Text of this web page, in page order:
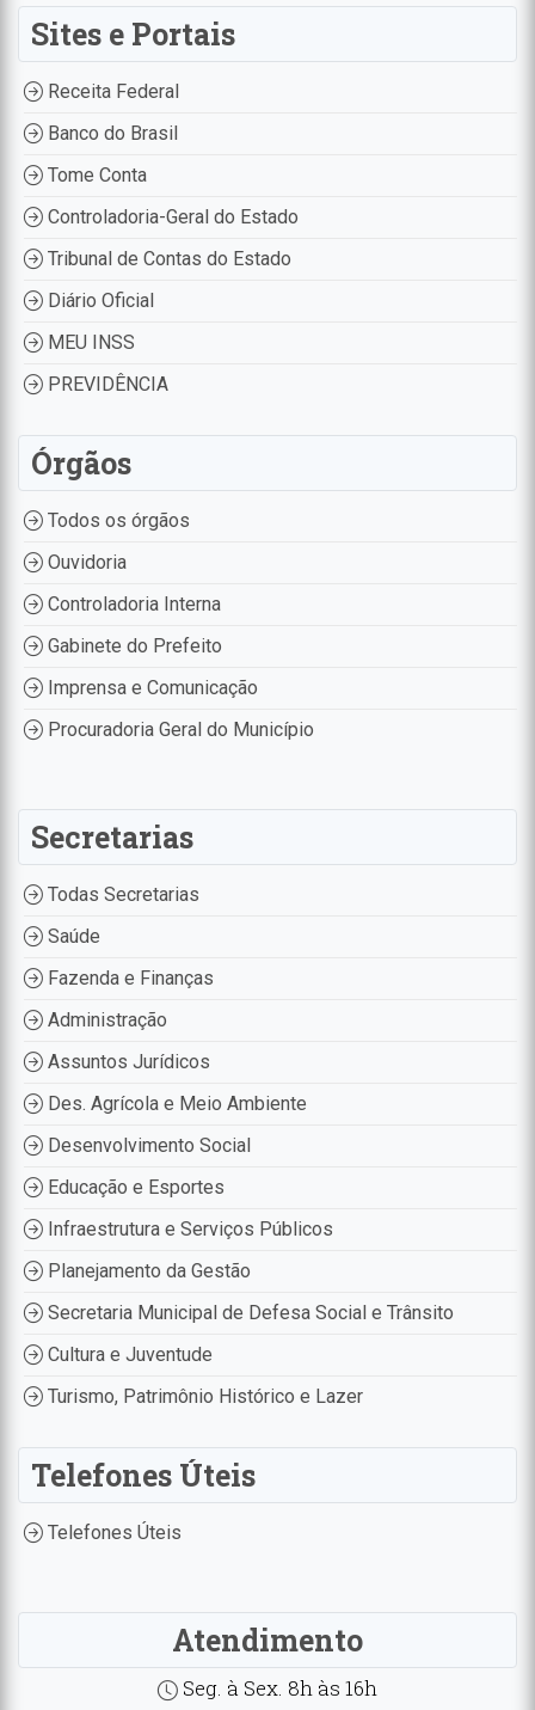
Sites e Portais
Receita Federal
Banco do Brasil
Tome Conta
Controladoria-Geral do Estado
Tribunal de Contas do Estado
Diário Oficial
MEU INSS
PREVIDÊNCIA
Órgãos
Todos os órgãos
Ouvidoria
Controladoria Interna
Gabinete do Prefeito
Imprensa e Comunicação
Procuradoria Geral do Município
Secretarias
Todas Secretarias
Saúde
Fazenda e Finanças
Administração
Assuntos Jurídicos
Des. Agrícola e Meio Ambiente
Desenvolvimento Social
Educação e Esportes
Infraestrutura e Serviços Públicos
Planejamento da Gestão
Secretaria Municipal de Defesa Social e Trânsito
Cultura e Juventude
Turismo, Patrimônio Histórico e Lazer
Telefones Úteis
Telefones Úteis
Atendimento
Seg. à Sex. 8h às 16h